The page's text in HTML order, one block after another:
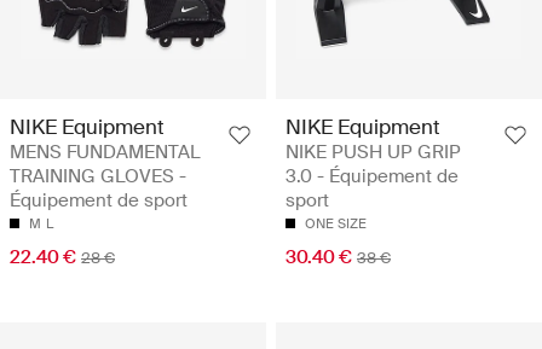
NIKE Equipment
MENS FUNDAMENTAL
TRAINING GLOVES -
Équipement de sport
M L
22.40 € 28 €
NIKE Equipment
NIKE PUSH UP GRIP
3.0 - Équipement de
sport
ONE SIZE
30.40 € 38 €